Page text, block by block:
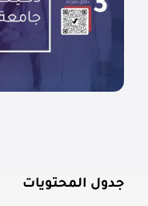
جدول المحتويات